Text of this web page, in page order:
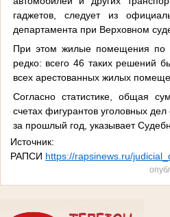
гаджетов, следует из
департамента при Верховном
При этом жилые помещения по
редко: всего 46 таких решений
всех арестованных жилых
Согласно статистике, общая
счетах фигурантов уголовных
за прошлый год, указывает
Источник:
РАПСИ https://rapsinews.ru/